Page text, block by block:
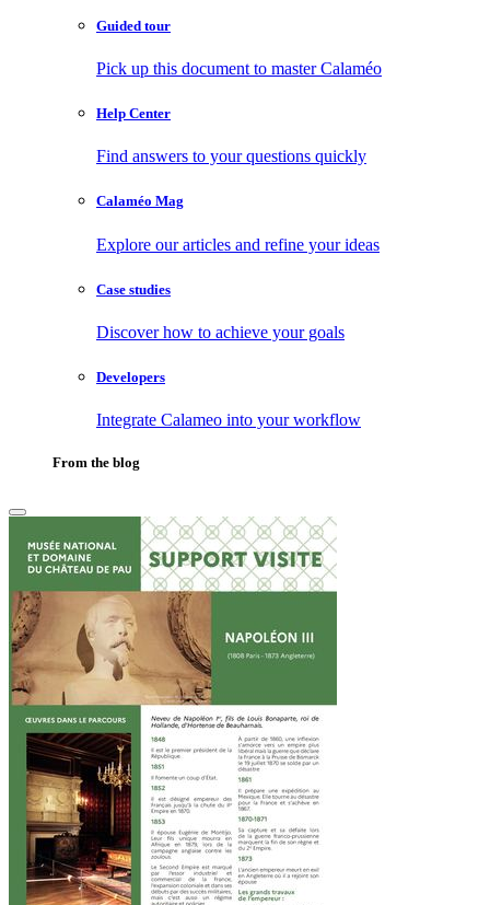
Guided tour
Pick up this document to master Calaméo
Help Center
Find answers to your questions quickly
Calaméo Mag
Explore our articles and refine your ideas
Case studies
Discover how to achieve your goals
Developers
Integrate Calameo into your workflow
From the blog